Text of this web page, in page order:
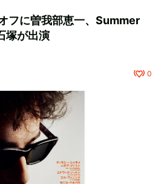
フに曽我部恵一、Summer
塚が出演
0